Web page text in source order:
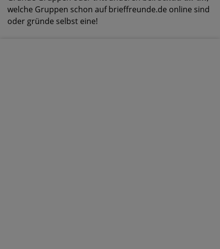
welche Gruppen schon auf brieffreunde.de online sind
oder gründe selbst eine!